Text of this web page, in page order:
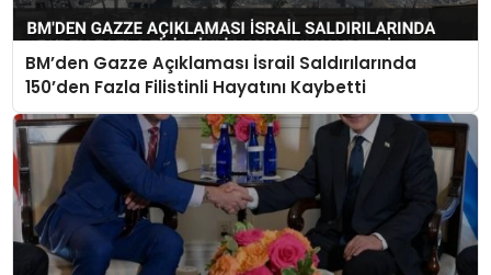
BM’den Gazze Açıklaması İsrail Saldırılarında
150’den Fazla Filistinli Hayatını Kaybetti